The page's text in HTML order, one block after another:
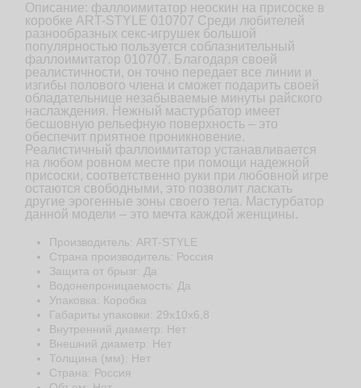
Описание: фаллоимитатор неоскин на присоске в
коробке ART-STYLE 010707 Среди любителей
разнообразных секс-игрушек большой
популярностью пользуется соблазнительный
фаллоимитатор 010707. Благодаря своей
реалистичности, он точно передает все линии и
изгибы полового члена и сможет подарить своей
обладательнице незабываемые минуты райского
наслаждения. Нежный мастурбатор имеет
бесшовную рельефную поверхность – это
обеспечит приятное проникновение.
Реалистичный фаллоимитатор устанавливается
на любом ровном месте при помощи надежной
присоски, соответственно руки при любовной игре
остаются свободными, это позволит ласкать
другие эрогенные зоны своего тела. Мастурбатор
данной модели – это мечта каждой женщины.
Производитель: ART-STYLE
Страна производитель: Россия
Защита от брызг: Да
Водонепроницаемость: Да
Упаковка: Коробка
Габариты упаковки: 29x10x6,8
Внутренний диаметр: Нет
Внешний диаметр: Нет
Толщина (мм): Нет
Страна: Россия